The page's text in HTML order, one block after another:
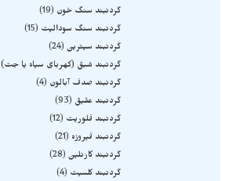
گردنبند سنگ خون
19
گردنبند سنگ سودالیت
15
گردنبند سیترین 24
گردنبند شبق (کهربای سیاه یا جت)
گردنبند صدف آبالون
4
گردنبند عقیق
93
گردنبند فلوریت
12
گردنبند فیروزه
21
گردنبند کارنلین 28
گردنبند کلسیت
4